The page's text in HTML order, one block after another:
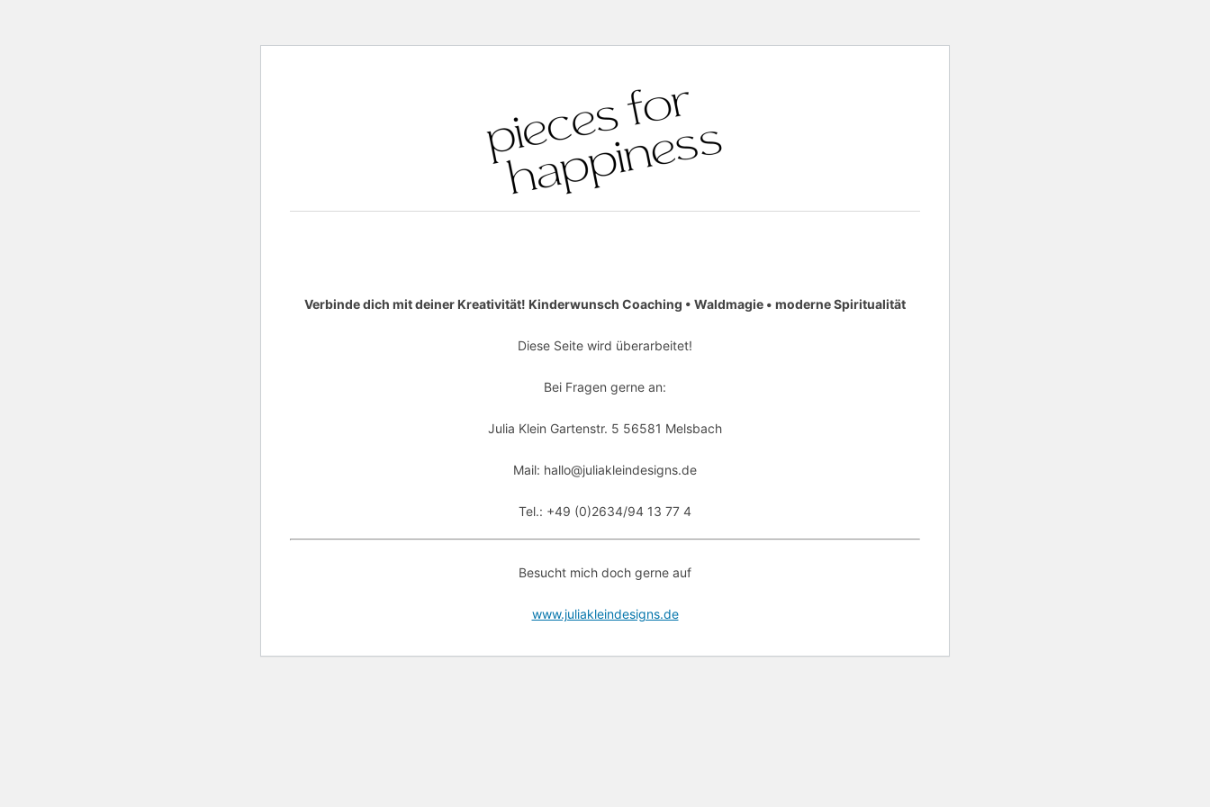
Verbinde dich mit deiner Kreativität! Kinderwunsch Coaching • Waldmagie • moderne Spiritualität
Diese Seite wird überarbeitet!
Bei Fragen gerne an:
Julia Klein Gartenstr. 5 56581 Melsbach
Mail: hallo@juliakleindesigns.de
Tel.: +49 (0)2634/94 13 77 4
Besucht mich doch gerne auf
www.juliakleindesigns.de